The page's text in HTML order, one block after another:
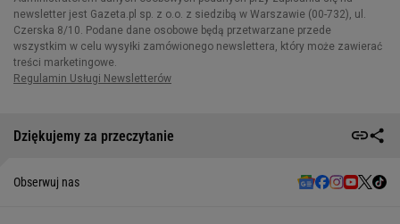
Dziękujemy za przeczytanie
Obserwuj nas